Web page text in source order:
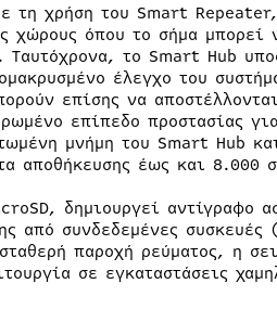
τη χρήση του Smart
χώρους όπου το σήμα μπορεί
Ταυτόχρονα, το Smart Hub
έλεγχο του
επίσης να
επίπεδο προστασίας
μνήμη του Smart Hub
αποθήκευσης έως και 8.000
δημιουργεί αντίγραφο
από συνδεδεμένες συσκευές
παροχή ρεύματος, η
σε εγκαταστάσεις